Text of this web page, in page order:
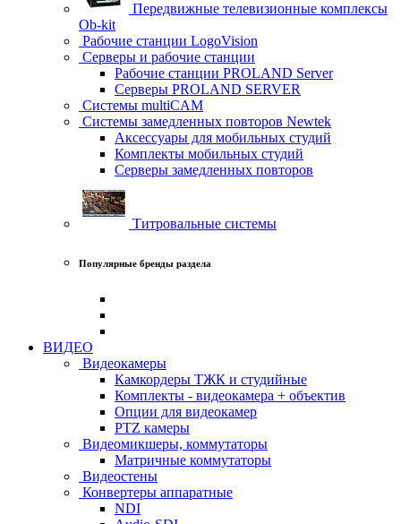
Передвижные телевизионные комплексы
Ob-kit
Рабочие станции LogoVision
Серверы и рабочие станции
Рабочие станции PROLAND Server
Серверы PROLAND SERVER
Системы multiCAM
Системы замедленных повторов Newtek
Аксессуары для мобильных студий
Комплекты мобильных студий
Серверы замедленных повторов
Титровальные системы
Популярные бренды раздела
ВИДЕО
Видеокамеры
Камкордеры ТЖК и студийные
Комплекты - видеокамера + объектив
Опции для видеокамер
PTZ камеры
Видеомикшеры, коммутаторы
Матричные коммутаторы
Видеостены
Конвертеры аппаратные
NDI